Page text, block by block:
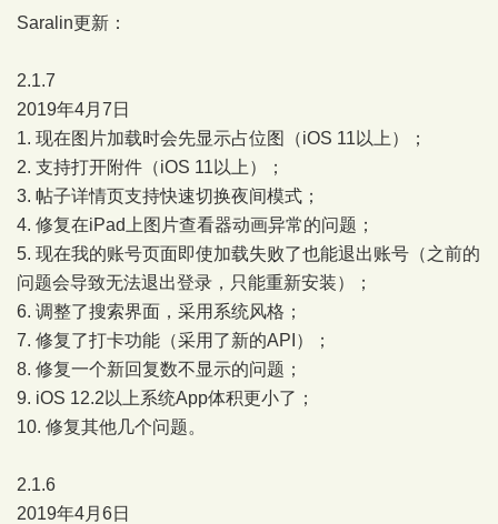
Saralin更新：
2.1.7
2019年4月7日
1. 现在图片加载时会先显示占位图（iOS 11以上）；
2. 支持打开附件（iOS 11以上）；
3. 帖子详情页支持快速切换夜间模式；
4. 修复在iPad上图片查看器动画异常的问题；
5. 现在我的账号页面即使加载失败了也能退出账号（之前的
问题会导致无法退出登录，只能重新安装）；
6. 调整了搜索界面，采用系统风格；
7. 修复了打卡功能（采用了新的API）；
8. 修复一个新回复数不显示的问题；
9. iOS 12.2以上系统App体积更小了；
10. 修复其他几个问题。
2.1.6
2019年4月6日